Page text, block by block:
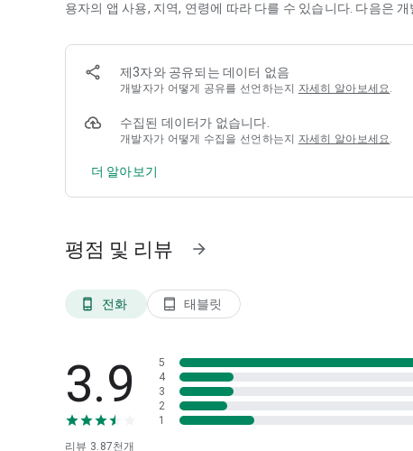
용자의 앱 사용, 지역, 연령에 따라 다를 수 있습니다. 다음은
제3자와 공유되는 데이터 없음
개발자가 어떻게 공유를 선언하는지 자세히 알아보세요.
수집된 데이터가 없습니다.
개발자가 어떻게 수집을 선언하는지 자세히 알아보세요.
더 알아보기
평점 및 리뷰 arrow_forward
phone_android 전화 tablet_android 태블릿
3.9
리뷰 3.87천개
5
4
3
2
1